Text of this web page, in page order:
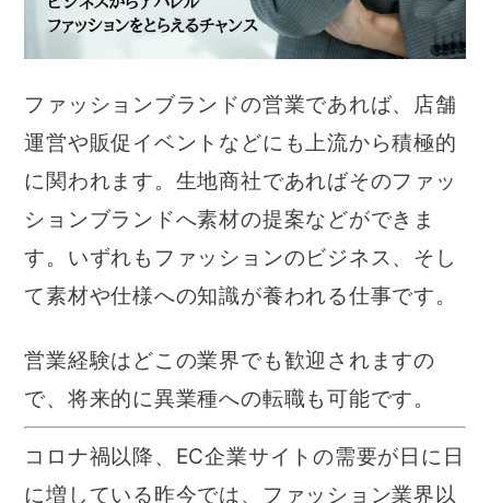
ファッションブランドの営業であれば、店舗
運営や販促イベントなどにも上流から積極的
に関われます。生地商社であればそのファッ
ションブランドへ素材の提案などができま
す。いずれもファッションのビジネス、そし
て素材や仕様への知識が養われる仕事です。
営業経験はどこの業界でも歓迎されますの
で、将来的に異業種への転職も可能です。
コロナ禍以降、EC企業サイトの需要が日に日
に増している昨今では、ファッション業界以